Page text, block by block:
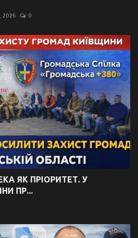
2026 0
ЯК ПРІОРИТЕТ. У
ПР...